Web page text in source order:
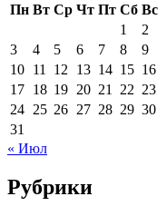
Пн Вт Ср Чт Пт Сб Вс
1
2
3
4 5 6 7 8
9
10 11 12 13 14 15 16
17 18 19 20 21 22 23
24 25 26 27 28 29 30
31
« Июл
Рубрики